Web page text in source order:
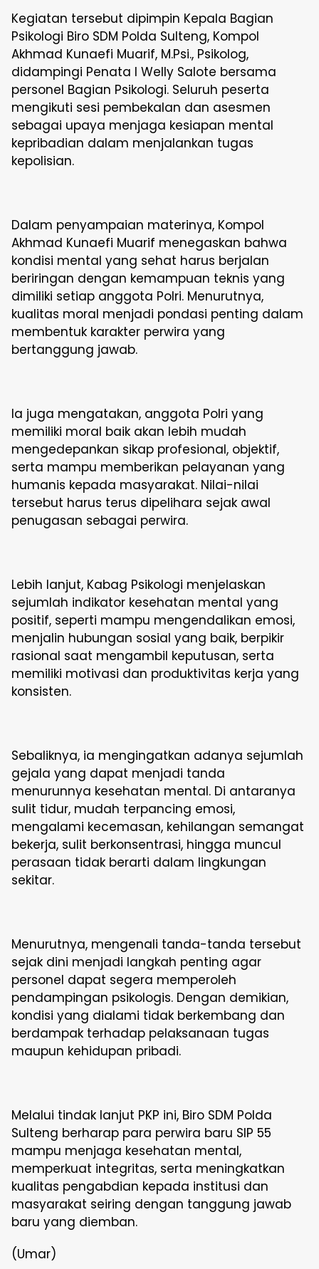
Kegiatan tersebut dipimpin Kepala Bagian
Psikologi Biro SDM Polda Sulteng, Kompol
Akhmad Kunaefi Muarif, M.Psi., Psikolog,
didampingi Penata I Welly Salote bersama
personel Bagian Psikologi. Seluruh peserta
mengikuti sesi pembekalan dan asesmen
sebagai upaya menjaga kesiapan mental
kepribadian dalam menjalankan tugas
kepolisian.
Dalam penyampaian materinya, Kompol
Akhmad Kunaefi Muarif menegaskan bahwa
kondisi mental yang sehat harus berjalan
beriringan dengan kemampuan teknis yang
dimiliki setiap anggota Polri. Menurutnya,
kualitas moral menjadi pondasi penting dalam
membentuk karakter perwira yang
bertanggung jawab.
Ia juga mengatakan, anggota Polri yang
memiliki moral baik akan lebih mudah
mengedepankan sikap profesional, objektif,
serta mampu memberikan pelayanan yang
humanis kepada masyarakat. Nilai-nilai
tersebut harus terus dipelihara sejak awal
penugasan sebagai perwira.
Lebih lanjut, Kabag Psikologi menjelaskan
sejumlah indikator kesehatan mental yang
positif, seperti mampu mengendalikan emosi,
menjalin hubungan sosial yang baik, berpikir
rasional saat mengambil keputusan, serta
memiliki motivasi dan produktivitas kerja yang
konsisten.
Sebaliknya, ia mengingatkan adanya sejumlah
gejala yang dapat menjadi tanda
menurunnya kesehatan mental. Di antaranya
sulit tidur, mudah terpancing emosi,
mengalami kecemasan, kehilangan semangat
bekerja, sulit berkonsentrasi, hingga muncul
perasaan tidak berarti dalam lingkungan
sekitar.
Menurutnya, mengenali tanda-tanda tersebut
sejak dini menjadi langkah penting agar
personel dapat segera memperoleh
pendampingan psikologis. Dengan demikian,
kondisi yang dialami tidak berkembang dan
berdampak terhadap pelaksanaan tugas
maupun kehidupan pribadi.
Melalui tindak lanjut PKP ini, Biro SDM Polda
Sulteng berharap para perwira baru SIP 55
mampu menjaga kesehatan mental,
memperkuat integritas, serta meningkatkan
kualitas pengabdian kepada institusi dan
masyarakat seiring dengan tanggung jawab
baru yang diemban.
(Umar)